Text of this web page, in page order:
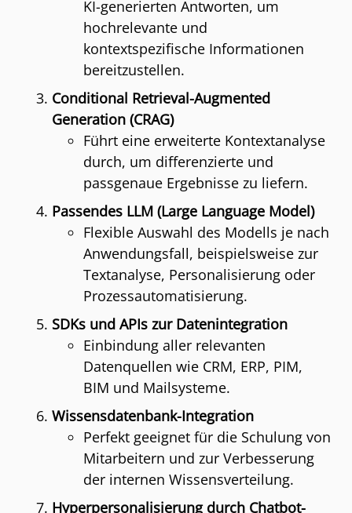
KI-generierten Antworten, um
hochrelevante und
kontextspezifische Informationen
bereitzustellen.
Conditional Retrieval-Augmented
Generation (CRAG)
Führt eine erweiterte Kontextanalyse
durch, um differenzierte und
passgenaue Ergebnisse zu liefern.
Passendes LLM (Large Language Model)
Flexible Auswahl des Modells je nach
Anwendungsfall, beispielsweise zur
Textanalyse, Personalisierung oder
Prozessautomatisierung.
SDKs und APIs zur Datenintegration
Einbindung aller relevanten
Datenquellen wie CRM, ERP, PIM,
BIM und Mailsysteme.
Wissensdatenbank-Integration
Perfekt geeignet für die Schulung von
Mitarbeitern und zur Verbesserung
der internen Wissensverteilung.
Hyperpersonalisierung durch Chatbot-